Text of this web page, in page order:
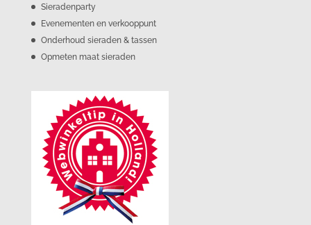
Sieradenparty
Evenementen en verkooppunt
Onderhoud sieraden & tassen
Opmeten maat sieraden